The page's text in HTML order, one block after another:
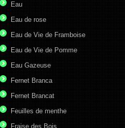
Eau
Eau de rose
Eau de Vie de Framboise
Eau de Vie de Pomme
Eau Gazeuse
Fernet Branca
Fernet Brancat
Feuilles de menthe
Fraise des Bois